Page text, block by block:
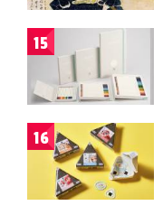
15
16